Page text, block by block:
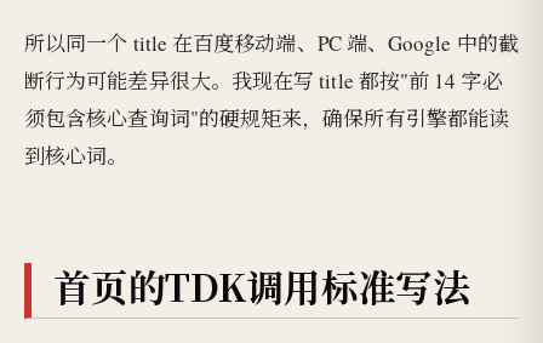
所以同一个 title 在百度移动端、PC 端、Google 中的截
断行为可能差异很大。我现在写 title 都按"前 14 字必
须包含核心查询词"的硬规矩来，确保所有引擎都能读
到核心词。
首页的TDK调用标准写法